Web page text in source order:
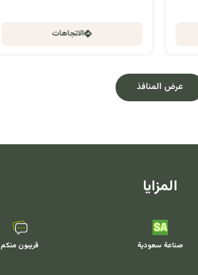
الاتجاهات
عرض المنافذ
المزايا
صناعة سعودية قريبون منكم